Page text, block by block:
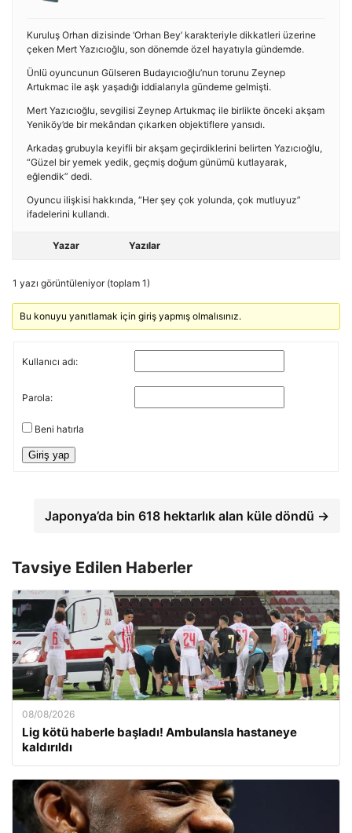
Kuruluş Orhan dizisinde ‘Orhan Bey’ karakteriyle dikkatleri üzerine
çeken Mert Yazıcıoğlu, son dönemde özel hayatıyla gündemde.
Ünlü oyuncunun Gülseren Budayıcıoğlu’nun torunu Zeynep
Artukmac ile aşk yaşadığı iddialarıyla gündeme gelmişti.
Mert Yazıcıoğlu, sevgilisi Zeynep Artukmaç ile birlikte önceki akşam
Yeniköy’de bir mekândan çıkarken objektiflere yansıdı.
Arkadaş grubuyla keyifli bir akşam geçirdiklerini belirten Yazıcıoğlu,
“Güzel bir yemek yedik, geçmiş doğum günümü kutlayarak,
eğlendik” dedi.
Oyuncu ilişkisi hakkında, “Her şey çok yolunda, çok mutluyuz”
ifadelerini kullandı.
Yazar Yazılar
1 yazı görüntüleniyor (toplam 1)
Bu konuyu yanıtlamak için giriş yapmış olmalısınız.
Kullanıcı adı:
Parola:
Beni hatırla
Giriş yap
Japonya’da bin 618 hektarlık alan küle döndü →
Tavsiye Edilen Haberler
08/08/2026
Lig kötü haberle başladı! Ambulansla hastaneye
kaldırıldı